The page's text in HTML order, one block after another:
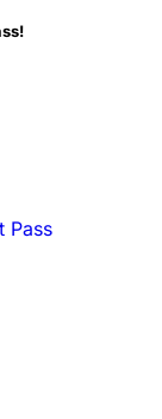
Pass